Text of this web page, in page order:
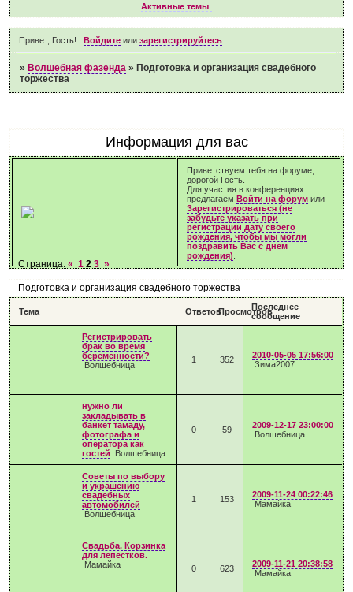
Активные темы
Привет, Гость! Войдитеили зарегистрируйтесь.
» Волшебная фазенда » Подготовка и организация свадебного
торжества
Информация для вас
Приветствуем тебя на форуме,
дорогой Гость.
Для участия в конференциях
предлагаемВойти на форум или
Зарегистрироваться (не
забудьте указать при
регистрации дату своего
рождения, чтобы мы могли
поздравить Вас с днем
рождения)
Подготовка и организация свадебного торжества
Страница:« 1 2 3 »
Тема ОтветовПросмотровПоследнее
сообщение
Регистрировать
брак во время
беременности?
Волшебница
1 352
2010-05-05 17:56:00
Зима2007
нужно ли
закладывать в
банкет тамаду,
фотографа и
оператора как
гостей
Волшебница
0 59
2009-12-17 23:00:00
Волшебница
Советы по выбору
и украшению
свадебных
автомобилей
Волшебница
1 153
2009-11-24 00:22:46
Мамайка
Свадьба. Корзинка
для лепестков.
Мамайка
0 623
2009-11-21 20:38:58
Мамайка